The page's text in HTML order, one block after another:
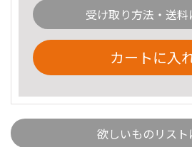
受け取り方法・送料
カートに入
欲しいものリスト